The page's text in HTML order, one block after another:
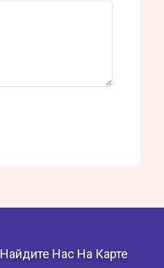
Найдите Нас На Карте